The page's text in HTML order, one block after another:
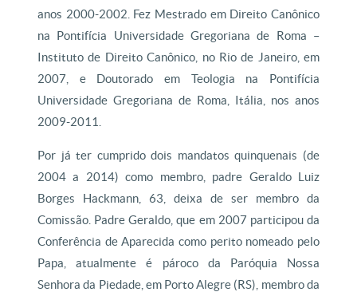
anos 2000-2002. Fez Mestrado em Direito Canônico
na Pontifícia Universidade Gregoriana de Roma –
Instituto de Direito Canônico, no Rio de Janeiro, em
2007, e Doutorado em Teologia na Pontifícia
Universidade Gregoriana de Roma, Itália, nos anos
2009-2011.
Por já ter cumprido dois mandatos quinquenais (de
2004 a 2014) como membro, padre Geraldo Luiz
Borges Hackmann, 63, deixa de ser membro da
Comissão. Padre Geraldo, que em 2007 participou da
Conferência de Aparecida como perito nomeado pelo
Papa, atualmente é pároco da Paróquia Nossa
Senhora da Piedade, em Porto Alegre (RS), membro da